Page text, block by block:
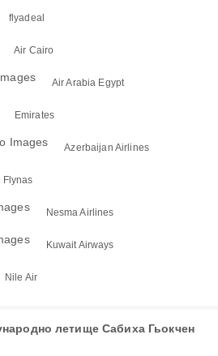
flyadeal
Air Cairo
Air Arabia Egypt
Emirates
Azerbaijan Airlines
Flynas
Nesma Airlines
Kuwait Airways
Nile Air
летище Сабиха Гьокчен